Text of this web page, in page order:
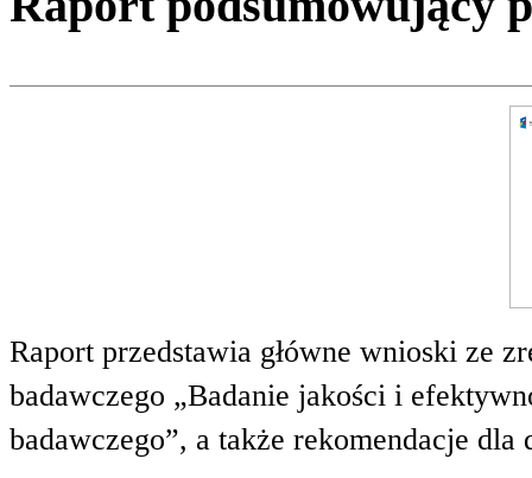
Raport przedstawia główne wnioski ze
badawczego „Badanie jakości i
badawczego”, a także rekomendacje